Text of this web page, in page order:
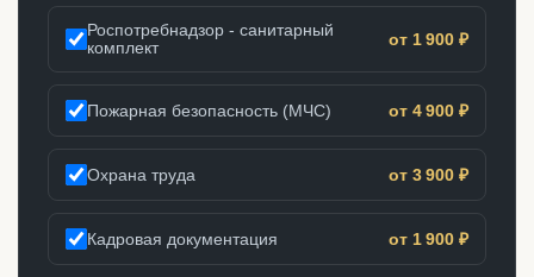
Роспотребнадзор - санитарный
комплект
от 1 900 ₽
Пожарная безопасность (МЧС) от 4 900 ₽
Охрана труда от 3 900 ₽
Кадровая документация от 1 900 ₽